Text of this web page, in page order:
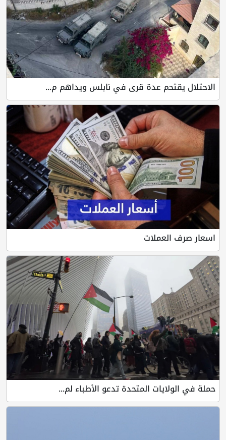
الاحتلال يقتحم عدة قرى في نابلس ويداهم م...
اسعار صرف العملات
حملة في الولايات المتحدة تدعو الأطباء لم...